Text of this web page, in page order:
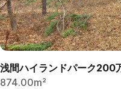
874.00m²